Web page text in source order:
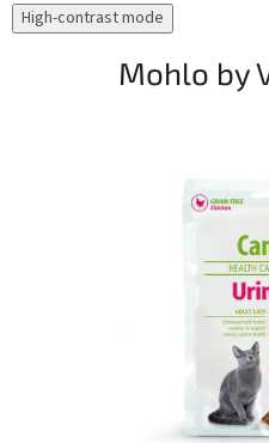
High-contrast mode
Mohlo by